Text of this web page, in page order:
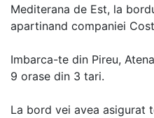
Mediterana de Est, la
apartinand companiei
Imbarca-te din Pireu,
9 orase din 3 tari.
La bord vei avea asigurat